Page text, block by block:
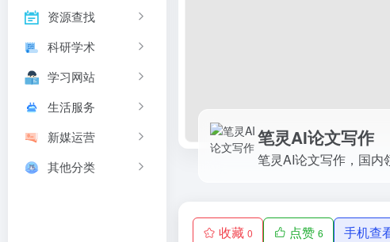
资源查找
科研学术
学习网站
生活服务
新媒运营
其他分类
笔灵AI论文写作
收藏 0 点赞 6 手机查